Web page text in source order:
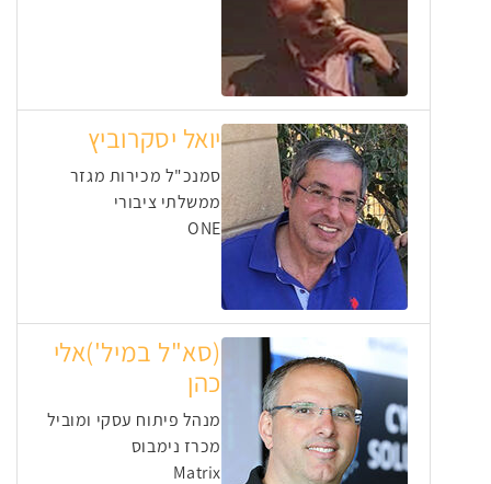
יואל יסקרוביץ
סמנכ"ל מכירות מגזר
ממשלתי ציבורי
ONE
(סא"ל במיל')אלי
כהן
מנהל פיתוח עסקי ומוביל
מכרז נימבוס
Matrix